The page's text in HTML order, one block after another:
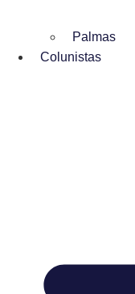
Palmas
Colunistas